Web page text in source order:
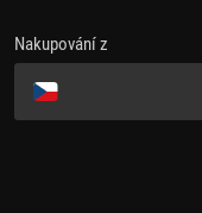
Nakupování z